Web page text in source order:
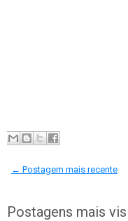
← Postagem mais recente
Postagens mais